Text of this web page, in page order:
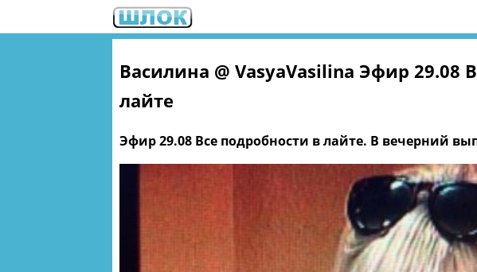
Василина ‏@ VasyaVasilina Эфир 29.08 Все подробности в
лайте
Эфир 29.08 Все подробности в лайте. В вечерний